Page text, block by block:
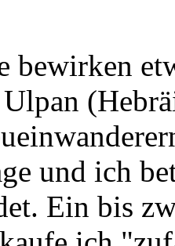
bewirken
Ulpan
und ich
Ein bis